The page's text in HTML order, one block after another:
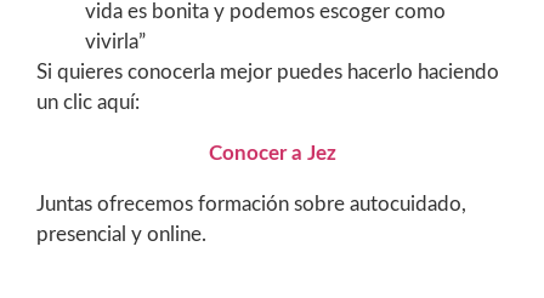
vida es bonita y podemos escoger como
vivirla”
Si quieres conocerla mejor puedes hacerlo haciendo
un clic aquí:
Conocer a Jez
Juntas ofrecemos formación sobre autocuidado,
presencial y online.